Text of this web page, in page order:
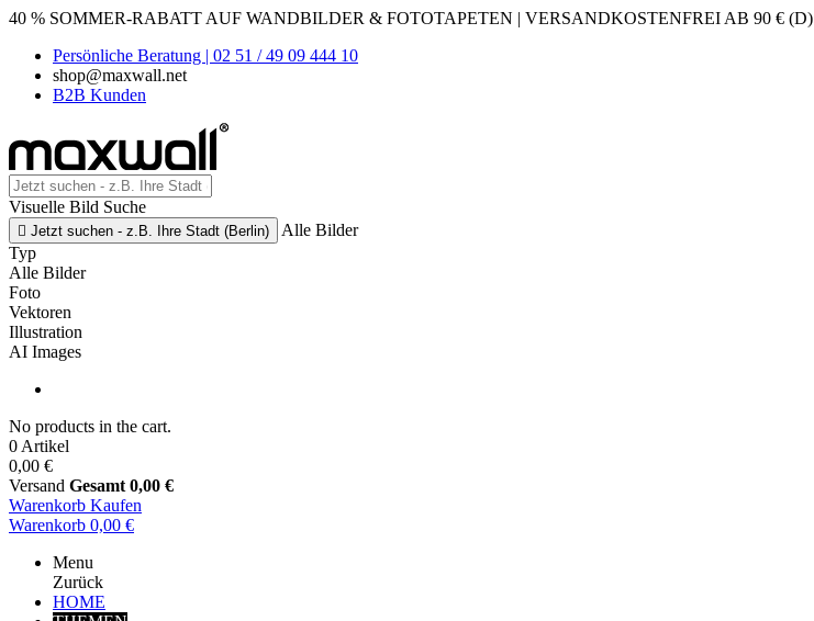
40 % SOMMER-RABATT AUF WANDBILDER & FOTOTAPETEN | VERSANDKOSTENFREI AB 90 € (D)
Persönliche Beratung | 02 51 / 49 09 444 10
shop@maxwall.net
B2B Kunden
Visuelle Bild Suche
 Jetzt suchen - z.B. Ihre Stadt (Berlin)
Alle Bilder
Typ
Alle Bilder
Foto
Vektoren
Illustration
AI Images
No products in the cart.
0 Artikel
0,00 €
Versand Gesamt 0,00 €
Warenkorb Kaufen
Warenkorb 0,00 €
Menu
Zurück
HOME